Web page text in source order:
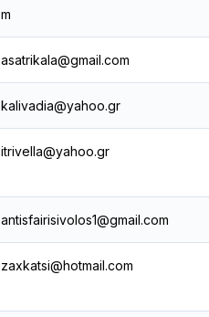
m
asatrikala@gmail.com
kalivadia@yahoo.gr
itrivella@yahoo.gr
antisfairisivolos1@gmail.com
zaxkatsi@hotmail.com